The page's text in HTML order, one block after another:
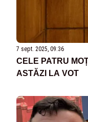
7 sept. 2025, 09:36
CELE PATRU
ASTĂZI LA VOT